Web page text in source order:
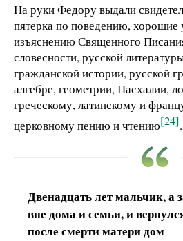
На руки Федору выдали
пятерка по поведению, хорошие
изъяснению Священного
словесности, русской
гражданской истории, русской
алгебре, геометрии, Пасхалии,
греческому, латинскому и
церковному пению и чтению[24].
Двенадцать лет мальчик,
вне дома и семьи, и
после смерти матери дом